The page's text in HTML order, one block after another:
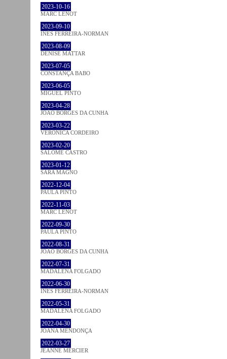
2023-10-16
MARC LENOT
2023-09-10
INÊS FERREIRA-NORMAN
2023-08-09
DENISE MATTAR
2023-07-05
CONSTANÇA BABO
2023-06-05
MIGUEL PINTO
2023-04-28
JOÃO BORGES DA CUNHA
2023-03-22
VERONICA CORDEIRO
2023-02-20
SALOMÉ CASTRO
2023-01-12
SARA MAGNO
2022-12-04
PAULA PINTO
2022-11-03
MARC LENOT
2022-09-30
PAULA PINTO
2022-08-31
JOÃO BORGES DA CUNHA
2022-07-31
MADALENA FOLGADO
2022-06-30
INÊS FERREIRA-NORMAN
2022-05-31
MADALENA FOLGADO
2022-04-30
JOANA MENDONÇA
2022-03-27
JEANNE MERCIER